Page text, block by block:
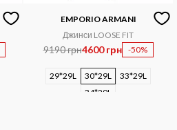
EMPORIO ARMANI
Джинси LOOSE FIT
9190 грн4600 грн -50%
29*29L 30*29L
33*29L
34*29L